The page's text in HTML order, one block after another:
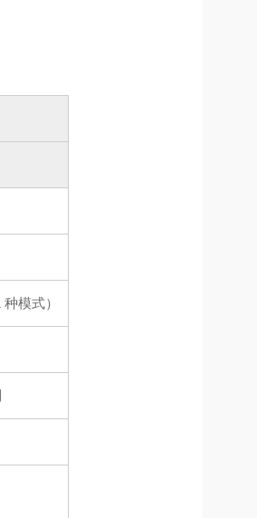
模式）